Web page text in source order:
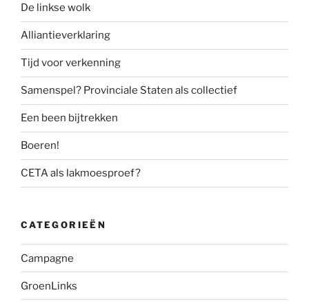
De linkse wolk
Alliantieverklaring
Tijd voor verkenning
Samenspel? Provinciale Staten als collectief
Een been bijtrekken
Boeren!
CETA als lakmoesproef?
CATEGORIEËN
Campagne
GroenLinks